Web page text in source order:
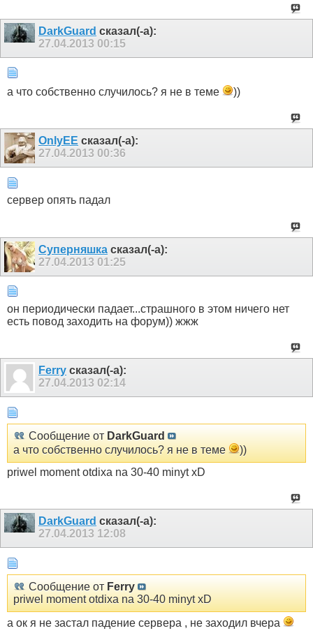
DarkGuard сказал(-а):
27.04.2013 00:15
а что собственно случилось? я не в теме ))
OnlyEE сказал(-а):
27.04.2013 00:36
сервер опять падал
Суперняшка сказал(-а):
27.04.2013 01:25
он периодически падает...страшного в этом ничего нет
есть повод заходить на форум)) жжж
Ferry сказал(-а):
27.04.2013 02:14
Сообщение от DarkGuard
а что собственно случилось? я не в теме
))
priwel moment otdixa na 30-40 minyt xD
DarkGuard сказал(-а):
27.04.2013 12:08
Сообщение от Ferry
priwel moment otdixa na 30-40 minyt xD
а ок я не застал падение сервера , не заходил вчера